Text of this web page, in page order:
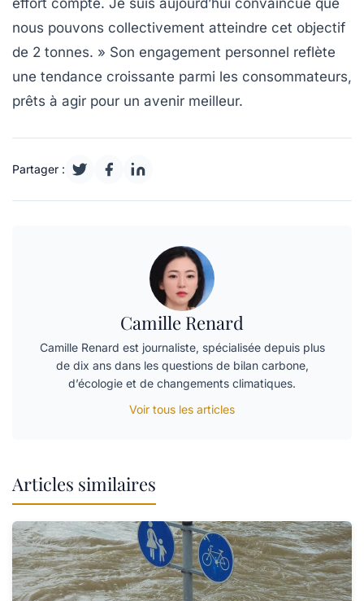
effort compte. Je suis aujourd’hui convaincue que
nous pouvons collectivement atteindre cet objectif
de 2 tonnes. » Son engagement personnel reflète
une tendance croissante parmi les consommateurs,
prêts à agir pour un avenir meilleur.
Partager :
Camille Renard
Camille Renard est journaliste, spécialisée depuis plus
de dix ans dans les questions de bilan carbone,
d’écologie et de changements climatiques.
Voir tous les articles
Articles similaires